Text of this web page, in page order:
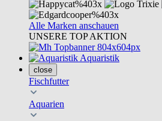
Alle Marken anschauen
UNSERE TOP AKTION
Aquaristik
close
Fischfutter
Aquarien